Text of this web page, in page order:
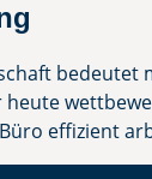
bedeutet
heute
effizient